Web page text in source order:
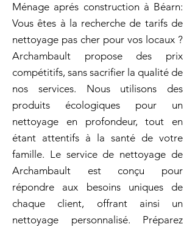
Ménage aprés construction à Béarn:
Vous êtes à la recherche de tarifs de
nettoyage pas cher pour vos locaux ?
Archambault propose des prix
compétitifs, sans sacrifier la qualité de
nos services. Nous utilisons des
produits écologiques pour un
nettoyage en profondeur, tout en
étant attentifs à la santé de votre
famille. Le service de nettoyage de
Archambault est conçu pour
répondre aux besoins uniques de
chaque client, offrant ainsi un
nettoyage personnalisé. Préparez